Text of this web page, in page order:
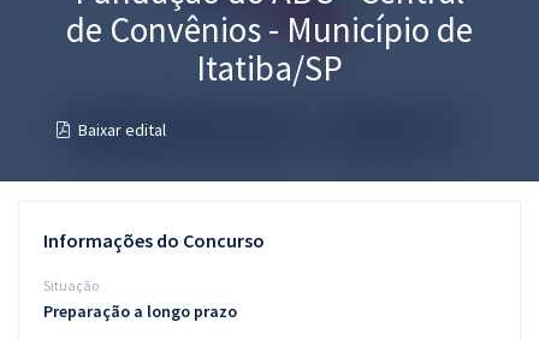
Graduação
Mentorias
Conteúdo gratuito
Blog
de Convênios - Município de
Itatiba/SP
Baixar edital
Informações do Concurso
Situação
Preparação a longo prazo